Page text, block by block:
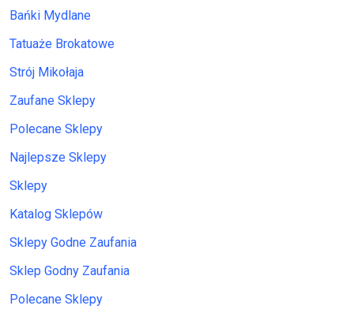
Bańki Mydlane
Tatuaże Brokatowe
Strój Mikołaja
Zaufane Sklepy
Polecane Sklepy
Najlepsze Sklepy
Sklepy
Katalog Sklepów
Sklepy Godne Zaufania
Sklep Godny Zaufania
Polecane Sklepy